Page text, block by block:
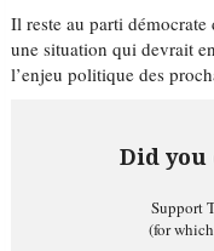
Il reste au parti
une situation qui devrait
l’enjeu politique des
Did
Support
(for